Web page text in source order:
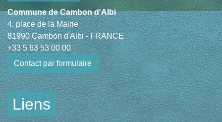
Commune de Cambon d'Albi
4, place de la Mairie
81990 Cambon d'Albi - FRANCE
+33 5 63 53 00 00
Contact par formulaire
Liens